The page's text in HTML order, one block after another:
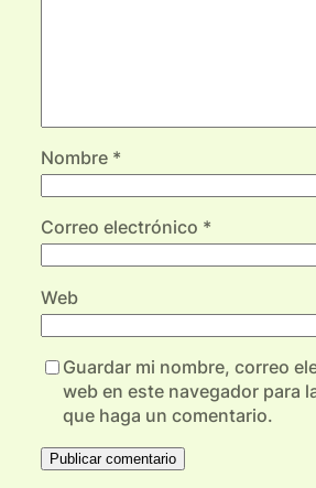
Nombre *
Correo electrónico *
Web
Guardar mi nombre, correo
web en este navegador para
que haga un comentario.